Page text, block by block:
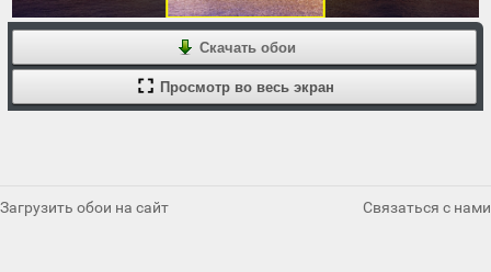
Скачать обои
Просмотр во весь экран
Загрузить обои на сайт Связаться с нами